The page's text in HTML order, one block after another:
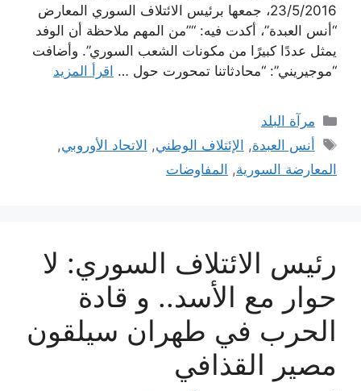
23/5/2016، جمعها برئيس الائتلاف السوري المعارض
“أنس العبدة”، أكدت فيه: “”من المهم ملاحظة أن الوفد
يمثل عددًا كبيرًا من مكونات الشعب السوري”. وأضافت
“موجيريني”: “محادثاتنا تمحورت حول … اقرأ المزيد
التصنيفات
مرآة البلد
الوسوم
أنس العبدة, الإئتلاف الوطني, الاتحاد الأوروبي,
المعارضة السورية, المفاوضات
رئيس الائتلاف السوري: لا
حوار مع الأسد.. و قادة
الحرب في طهران سيلقون
مصير القذافي